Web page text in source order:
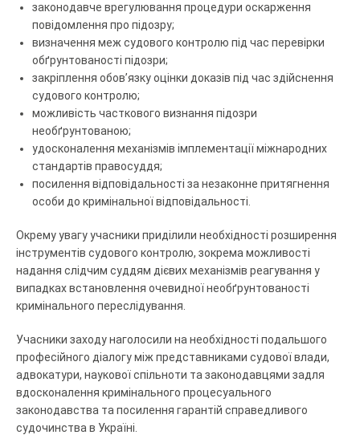
законодавче врегулювання процедури оскарження
повідомлення про підозру;
визначення меж судового контролю під час перевірки
обґрунтованості підозри;
закріплення обов’язку оцінки доказів під час здійснення
судового контролю;
можливість часткового визнання підозри
необґрунтованою;
удосконалення механізмів імплементації міжнародних
стандартів правосуддя;
посилення відповідальності за незаконне притягнення
особи до кримінальної відповідальності.
Окрему увагу учасники приділили необхідності розширення
інструментів судового контролю, зокрема можливості
надання слідчим суддям дієвих механізмів реагування у
випадках встановлення очевидної необґрунтованості
кримінального переслідування.
Учасники заходу наголосили на необхідності подальшого
професійного діалогу між представниками судової влади,
адвокатури, наукової спільноти та законодавцями задля
вдосконалення кримінального процесуального
законодавства та посилення гарантій справедливого
судочинства в Україні.